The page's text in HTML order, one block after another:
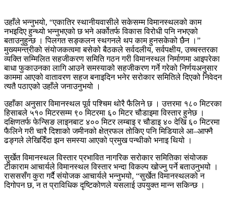
उहाँले भन्नुभयो, “एकातिर स्थानीयवासीले सकेसम्म विमानस्थलको काम
नभइदिए हुन्थ्यो भन्नुभएको छ भने अर्कोतर्फ विकास विरोधी पनि नभएको
बताउनुहुन्छ । पिलगत सङ्कलन स्थगनले थप काम हुनसकेको छैन ।”
मुख्यमन्त्रीको संयोजकत्वमा बसेको बैठकले सर्वदलीय, सर्वपक्षीय, उच्चस्तरका
व्यक्ति सम्मिलित सहजीकरण समिति गठन गरी विमानस्थल निर्माणमा आइपरेका
बाधा फुकाउनका लागि आउने समस्याको सहजीकरण गर्ने गरेको निर्णयअनुसार
काममा आएको वातावरण सहज बनाइदिन भनेर सरोकार समितिले दिएको निवेदन
त्यतै पठाएको उहाँले जनाउनुभयो ।
उहाँका अनुसार विमानस्थल पूर्व पश्चिम थोरै फैलिने छ । उत्तरमा १८० मिटरका
हिसाबले ५१० मिटरसम्म ९० मिटरमा ६० मिटर चौडाइमा विस्तार हुनेछ ।
दक्षिणतर्फ फेन्सिङ लाइनबाट ४०० मिटर लम्बाइ र चौडाइ ४० देखि ६० मिटरमा
फैलिने गरी चारै दिशाको जमीनको क्षेत्रफल तोकिए पनि मिडियाले आ–आफ्नै
ढङ्गले लेखिदिँदा झन समस्या आएको प्रमुख पन्थीको भनाइ थियो ।
सुर्खेत विमानस्थल विस्तार प्रभावित नागरिक सरोकार समितिका संयोजक
टीकाराम आचार्यले विमानस्थल विस्तार भन्दा विकल्प खोज्नु पर्ने बताउनुभयो ।
रासससँग कुरा गर्दै संयोजक आचार्यले भन्नुभयो, “सुर्खेत विमानस्थलको न
दिगोपन छ, न त प्राविधिक दृष्टिकोणले यसलाई उपयुक्त मान्न सकिन्छ ।